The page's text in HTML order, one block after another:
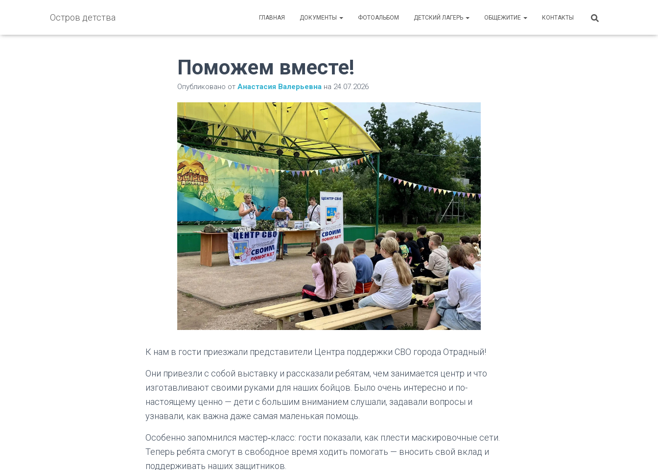
Остров детства ГЛАВНАЯ ДОКУМЕНТЫ ФОТОАЛЬБОМ ДЕТСКИЙ ЛАГЕРЬ ОБЩЕЖИТИЕ КОНТАКТЫ
Поможем вместе!
Опубликовано от Анастасия Валерьевнана 24.07.2026
К нам в гости приезжали представители Центра поддержки СВО города Отрадный!
Они привезли с собой выставку и рассказали ребятам, чем занимается центр и что
изготавливают своими руками для наших бойцов. Было очень интересно и по-
настоящему ценно — дети с большим вниманием слушали, задавали вопросы и
узнавали, как важна даже самая маленькая помощь.
Особенно запомнился мастер‑класс: гости показали, как плести маскировочные сети.
Теперь ребята смогут в свободное время ходить помогать — вносить свой вклад и
поддерживать наших защитников.